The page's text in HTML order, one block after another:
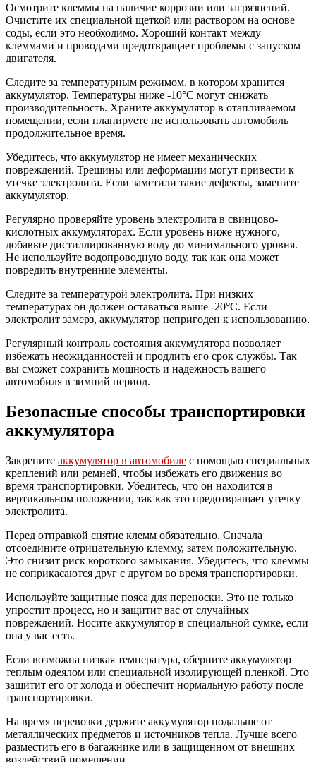
Осмотрите клеммы на наличие коррозии или загрязнений.
Очистите их специальной щеткой или раствором на основе
соды, если это необходимо. Хороший контакт между
клеммами и проводами предотвращает проблемы с запуском
двигателя.
Следите за температурным режимом, в котором хранится
аккумулятор. Температуры ниже -10°C могут снижать
производительность. Храните аккумулятор в отапливаемом
помещении, если планируете не использовать автомобиль
продолжительное время.
Убедитесь, что аккумулятор не имеет механических
повреждений. Трещины или деформации могут привести к
утечке электролита. Если заметили такие дефекты, замените
аккумулятор.
Регулярно проверяйте уровень электролита в свинцово-
кислотных аккумуляторах. Если уровень ниже нужного,
добавьте дистиллированную воду до минимального уровня.
Не используйте водопроводную воду, так как она может
повредить внутренние элементы.
Следите за температурой электролита. При низких
температурах он должен оставаться выше -20°C. Если
электролит замерз, аккумулятор непригоден к использованию.
Регулярный контроль состояния аккумулятора позволяет
избежать неожиданностей и продлить его срок службы. Так
вы сможет сохранить мощность и надежность вашего
автомобиля в зимний период.
Безопасные способы транспортировки
аккумулятора
Закрепите аккумулятор в автомобиле с помощью специальных
креплений или ремней, чтобы избежать его движения во
время транспортировки. Убедитесь, что он находится в
вертикальном положении, так как это предотвращает утечку
электролита.
Перед отправкой снятие клемм обязательно. Сначала
отсоедините отрицательную клемму, затем положительную.
Это снизит риск короткого замыкания. Убедитесь, что клеммы
не соприкасаются друг с другом во время транспортировки.
Используйте защитные пояса для переноски. Это не только
упростит процесс, но и защитит вас от случайных
повреждений. Носите аккумулятор в специальной сумке, если
она у вас есть.
Если возможна низкая температура, оберните аккумулятор
теплым одеялом или специальной изолирующей пленкой. Это
защитит его от холода и обеспечит нормальную работу после
транспортировки.
На время перевозки держите аккумулятор подальше от
металлических предметов и источников тепла. Лучше всего
разместить его в багажнике или в защищенном от внешних
воздействий помещении.